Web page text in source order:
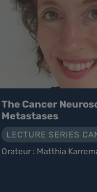
The Cancer
Metastases
LECTURE SERIES
Orateur : Matthia